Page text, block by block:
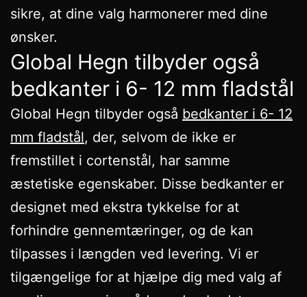
sikre, at dine valg harmonerer med dine
ønsker.
Global Hegn tilbyder også
bedkanter i 6- 12 mm fladstål
Global Hegn tilbyder også bedkanter i 6- 12
mm fladstål, der, selvom de ikke er
fremstillet i cortenstål, har samme
æstetiske egenskaber. Disse bedkanter er
designet med ekstra tykkelse for at
forhindre gennemtæringer, og de kan
tilpasses i længden ved levering. Vi er
tilgængelige for at hjælpe dig med valg af